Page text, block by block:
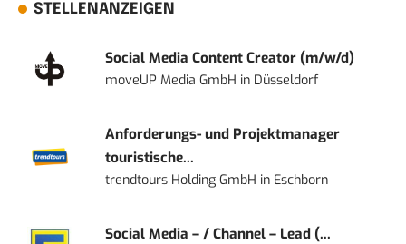
STELLENANZEIGEN
Social Media Content Creator (m/w/d)
moveUP Media GmbH in Düsseldorf
Anforderungs- und Projektmanager
touristische...
trendtours Holding GmbH in Eschborn
Social Media – / Channel – Lead (...